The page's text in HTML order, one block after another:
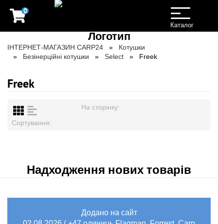
0
Toggle
navigation
Каталог
ІНТЕРНЕТ-МАГАЗИН CARP24
Котушки
Безінерційні котушки
Select Freek
Freek
На сторінку:
Сортування:
Надходження нових товарів
Додано на сайт